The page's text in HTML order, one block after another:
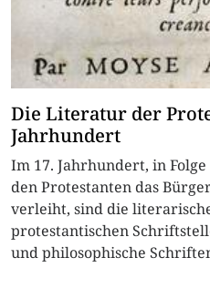
Die Literatur der
Jahrhundert
Im 17. Jahrhundert, in
den Protestanten das
verleiht, sind die
protestantischen
und philosophische